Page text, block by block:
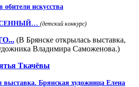
обители искусства
(детский конкурс)
(В Брянске открылась выставка,
Владимира Саможенова.)
Ткачёвы
Брянская художница Елена